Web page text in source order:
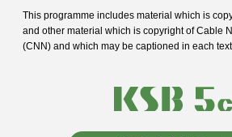
This programme includes material which is
and other material which is copyright of Cable
(CNN) and which may be captioned in each